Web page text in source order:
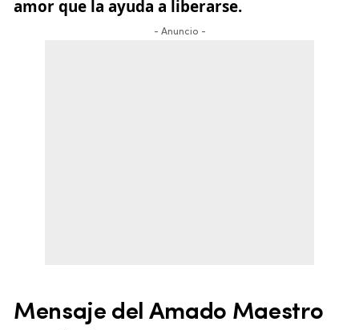
amor que la ayuda a liberarse.
- Anuncio -
Mensaje del Amado Maestro